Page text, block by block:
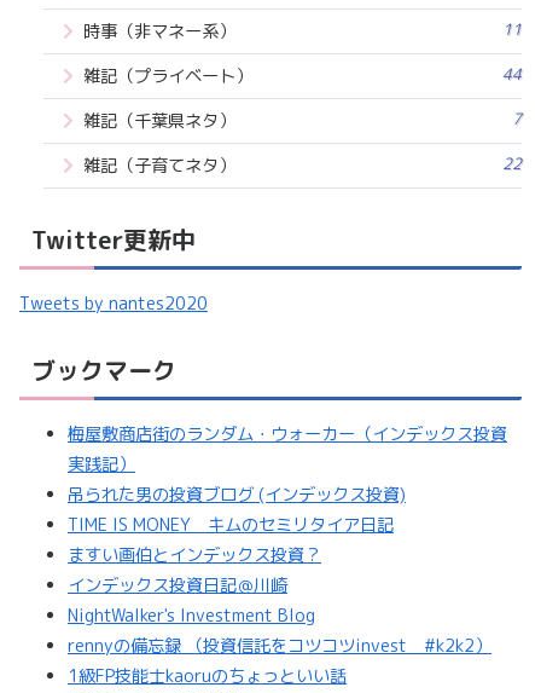
時事（非マネー系） 11
雑記（プライベート） 44
雑記（千葉県ネタ） 7
雑記（子育てネタ） 22
Twitter更新中
Tweets by nantes2020
ブックマーク
梅屋敷商店街のランダム・ウォーカー（インデックス投資
実践記）
吊られた男の投資ブログ (インデックス投資)
TIME IS MONEY キムのセミリタイア日記
ますい画伯とインデックス投資？
インデックス投資日記＠川崎
NightWalker's Investment Blog
rennyの備忘録 （投資信託をコツコツinvest #k2k2）
1級FP技能士kaoruのちょっといい話